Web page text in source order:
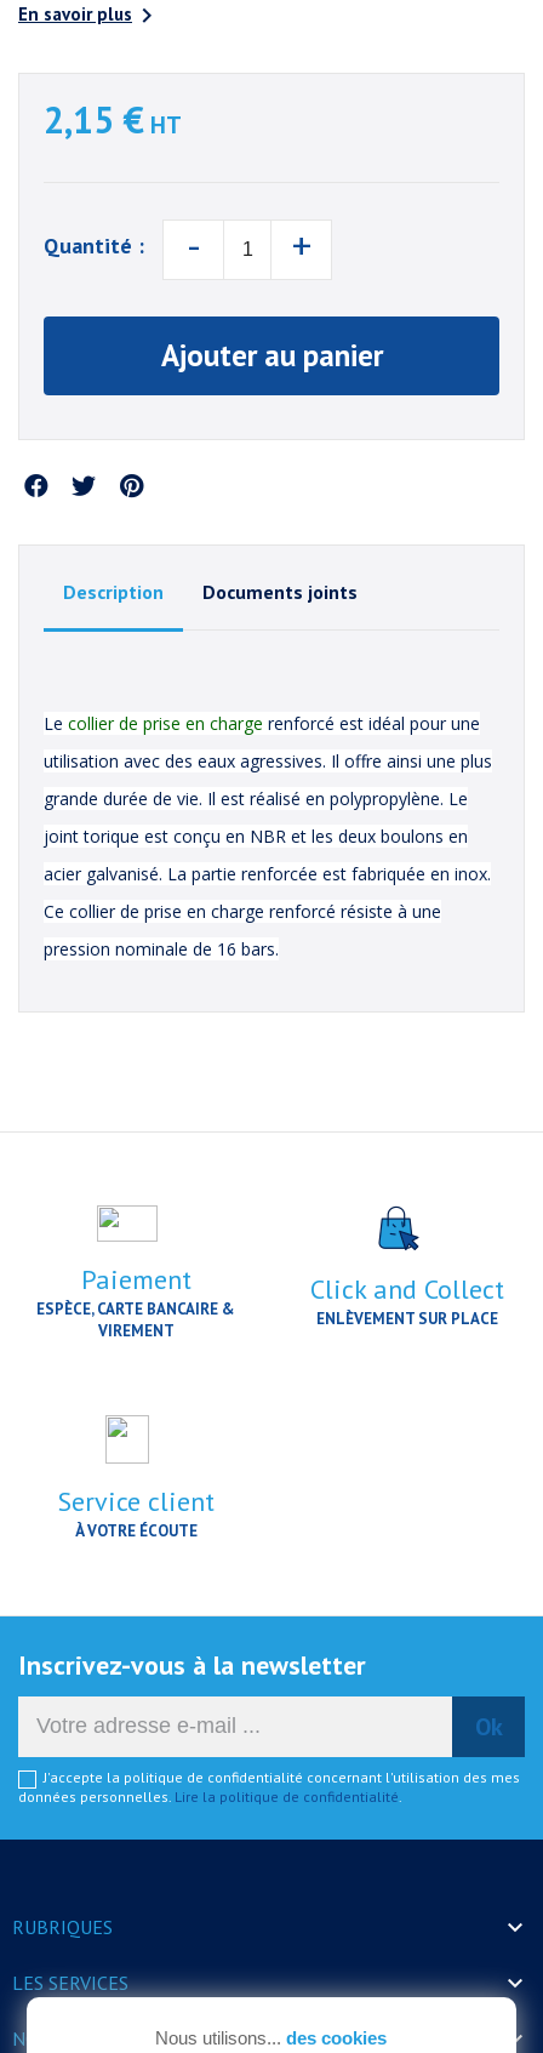
En savoir plus 
2,15 € HT
Quantité : - +
Ajouter au panier
Partager
Description Documents joints
Le collier de prise en charge renforcé est idéal pour une
utilisation avec des eaux agressives. Il offre ainsi une plus
grande durée de vie. Il est réalisé en polypropylène. Le
joint torique est conçu en NBR et les deux boulons en
acier galvanisé. La partie renforcée est fabriquée en inox.
Ce collier de prise en charge renforcé résiste à une
pression nominale de 16 bars.
Paiement
ESPÈCE, CARTE BANCAIRE &
VIREMENT
Click and Collect
ENLÈVEMENT SUR PLACE
Service client
À VOTRE ÉCOUTE
Inscrivez-vous à la newsletter
J'accepte la politique de confidentialité concernant l'utilisation des mes
données personnelles. Lire la politique de confidentialité
RUBRIQUES 
LES SERVICES 
NOS HORAIRES 
Nous utilisons... des cookies